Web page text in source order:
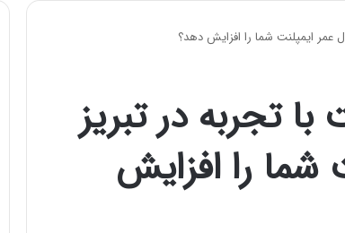
تجربه در تبریز
شما را افزایش